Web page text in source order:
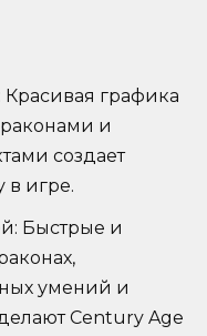
Красивая графика
и
создает
в игре.
Быстрые и
умений и
Century Age